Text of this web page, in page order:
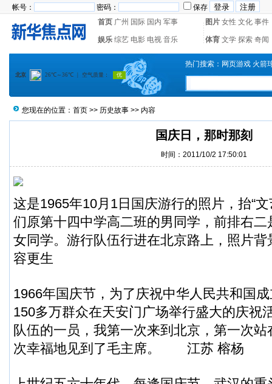
帐号： 密码：
保存
首页 广州 国际 国内 军事 图片 女性 文化 事件
娱乐 综艺 电影 电视 音乐 体育 文学 探索 奇闻
热门搜索： 网页游戏 火箭
您现在的位置： 首页 >> 历史故事 >> 内容
国庆日，那时那刻
时间：2011/10/2 17:50:01
这是1965年10月1日国庆游行的照片，抬“
们原第十四中学高二班的男同学，前排右
女同学。游行队伍行进在北京路上，照片
容更生
1966年国庆节，为了庆祝中华人民共和国
150多万群众在天安门广场举行盛大的庆祝
队伍的一员，我第一次来到北京，第一次
次幸福地见到了毛主席。 江苏 榕杨